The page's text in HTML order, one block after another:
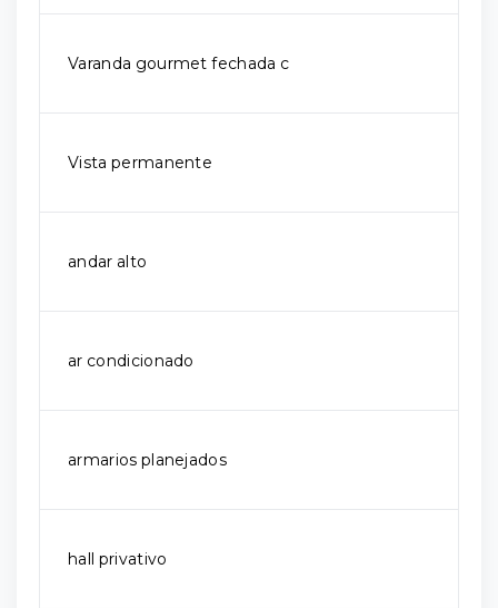
Varanda gourmet fechada c
Vista permanente
andar alto
ar condicionado
armarios planejados
hall privativo